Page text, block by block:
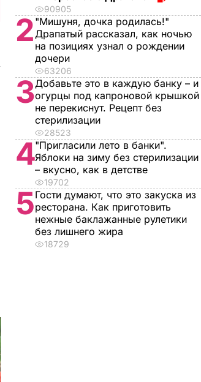
90905
2 "Мишуня, дочка родилась!"
Драпатый рассказал, как ночью
на позициях узнал о рождении
дочери
63206
3Добавьте это в каждую банку – и
огурцы под капроновой крышкой
не перекиснут. Рецепт без
стерилизации
28523
4"Пригласили лето в банки".
Яблоки на зиму без стерилизации
– вкусно, как в детстве
19702
5Гости думают, что это закуска из
ресторана. Как приготовить
нежные баклажанные рулетики
без лишнего жира
18729